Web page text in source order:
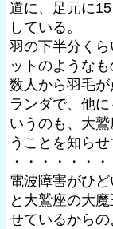
道に、足元に
している。
羽の下半分く
ットのような
数人から羽毛
ランダで、他
いうのも、大
うことを知らせ
・・・・・・・
電波障害がひ
と大鷲座の大
せているからの